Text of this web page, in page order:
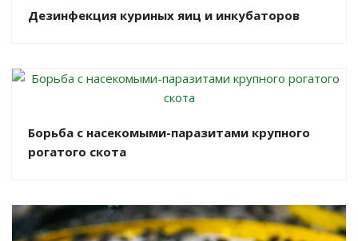
Дезинфекция куриных яиц и инкубаторов
Борьба с насекомыми-паразитами крупного
рогатого скота